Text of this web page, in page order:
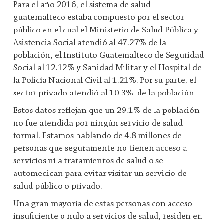
Para el año 2016, el sistema de salud
guatemalteco estaba compuesto por el sector
público en el cual el Ministerio de Salud Pública y
Asistencia Social atendió al 47.27% de la
población, el Instituto Guatemalteco de Seguridad
Social al 12.12% y Sanidad Militar y el Hospital de
la Policía Nacional Civil al 1.21%. Por su parte, el
sector privado atendió al 10.3% de la población.
Estos datos reflejan que un 29.1% de la población
no fue atendida por ningún servicio de salud
formal. Estamos hablando de 4.8 millones de
personas que seguramente no tienen acceso a
servicios ni a tratamientos de salud o se
automedican para evitar visitar un servicio de
salud público o privado.
Una gran mayoría de estas personas con acceso
insuficiente o nulo a servicios de salud, residen en